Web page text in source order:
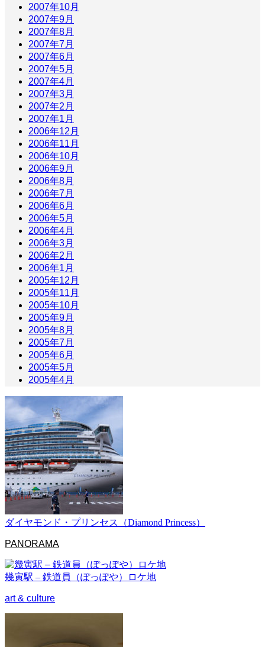
2007年10月
2007年9月
2007年8月
2007年7月
2007年6月
2007年5月
2007年4月
2007年3月
2007年2月
2007年1月
2006年12月
2006年11月
2006年10月
2006年9月
2006年8月
2006年7月
2006年6月
2006年5月
2006年4月
2006年3月
2006年2月
2006年1月
2005年12月
2005年11月
2005年10月
2005年9月
2005年8月
2005年7月
2005年6月
2005年5月
2005年4月
ダイヤモンド・プリンセス（Diamond Princess）
PANORAMA
幾寅駅 – 鉄道員（ぽっぽや）ロケ地
art & culture